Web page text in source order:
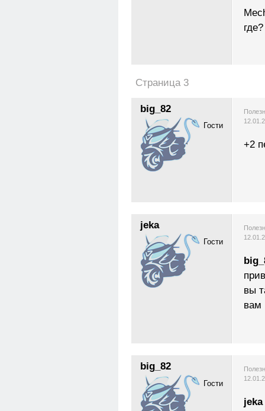
где?
Страница 3
big_82
Гости
+2
jeka
Гости
вы
вам
big_82
Гости
jeka